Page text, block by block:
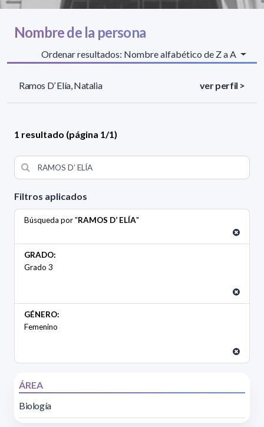
Filtros aplicados
Búsqueda por "RAMOS D’ ELÍA"
GRADO:
Grado 3
GÉNERO:
Femenino
ÁREA
Biología
Nombre de la persona
Ordenar resultados: Nombre alfabético de Z a A
Ramos D’ Elía, Natalia ver perfil >
1 resultado (página 1/1)